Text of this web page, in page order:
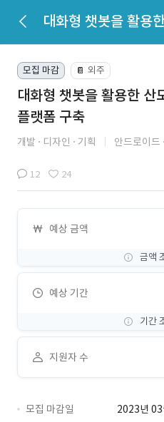
모집 마감 📔 외주
대화형 챗봇을 활용한 산
플랫폼 구축
개발 디자인 기획 안드로이드
12 24
예상 금액
금액
예상 기간
기간
지원자 수
모집 마감일
2023년 03